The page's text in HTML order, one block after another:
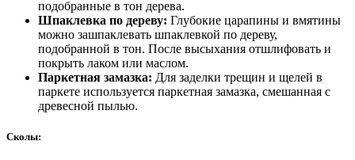
подобранные в тон дерева.
Шпаклевка по дереву: Глубокие царапины и вмятины
можно зашпаклевать шпаклевкой по дереву,
подобранной в тон. После высыхания отшлифовать и
покрыть лаком или маслом.
Паркетная замазка: Для заделки трещин и щелей в
паркете используется паркетная замазка, смешанная с
древесной пылью.
Сколы: